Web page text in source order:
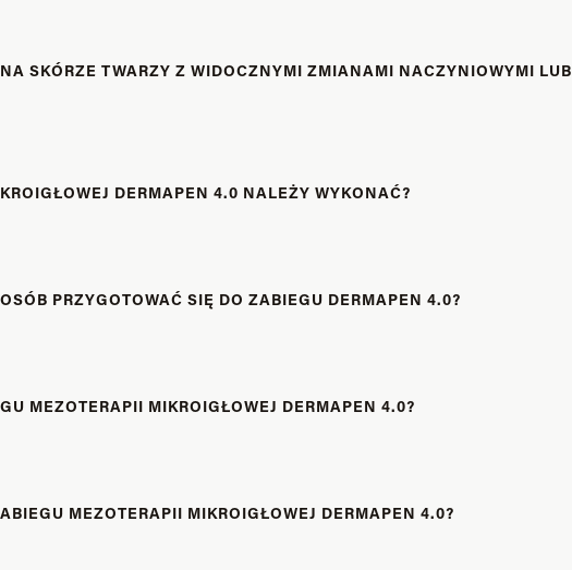
SKÓRZE TWARZY Z WIDOCZNYMI ZMIANAMI NACZYNIOWYMI LUB
DERMAPEN 4.0 NALEŻY WYKONAĆ?
PRZYGOTOWAĆ SIĘ DO ZABIEGU DERMAPEN 4.0?
MEZOTERAPII MIKROIGŁOWEJ DERMAPEN 4.0?
MEZOTERAPII MIKROIGŁOWEJ DERMAPEN 4.0?